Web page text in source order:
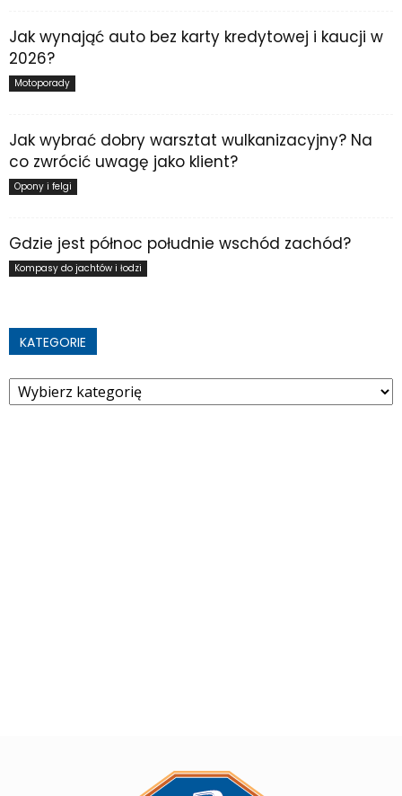
Jak wynająć auto bez karty kredytowej i kaucji w
2026?
Motoporady
Jak wybrać dobry warsztat wulkanizacyjny? Na
co zwrócić uwagę jako klient?
Opony i felgi
Gdzie jest północ południe wschód zachód?
Kompasy do jachtów i łodzi
KATEGORIE
Kategorie